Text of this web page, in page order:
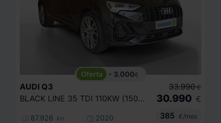
- 3.000€
AUDI Q3
BLACK LINE 35 TDI 110KW (150CV) S TRONIC
87.926 km
2020
33.990 €
30.990 €
385
€/mes